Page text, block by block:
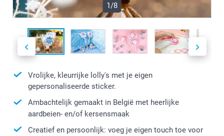
1/8
Vrolijke, kleurrijke lolly's met je eigen
gepersonaliseerde sticker.
Ambachtelijk gemaakt in België met heerlijke
aardbeien- en/of kersensmaak
Creatief en persoonlijk: voeg je eigen touch toe voor